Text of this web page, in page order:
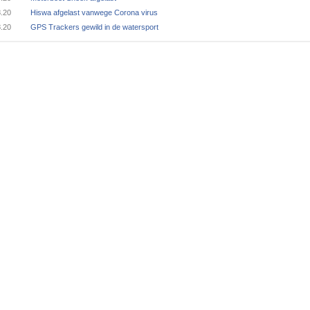
Hiswa afgelast vanwege Corona virus
GPS Trackers gewild in de watersport